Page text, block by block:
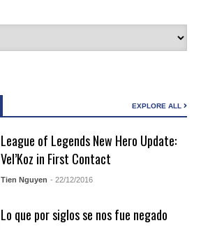
EXPLORE ALL
League of Legends New Hero Update:
Vel’Koz in First Contact
Tien Nguyen - 22/12/2016
Lo que por siglos se nos fue negado